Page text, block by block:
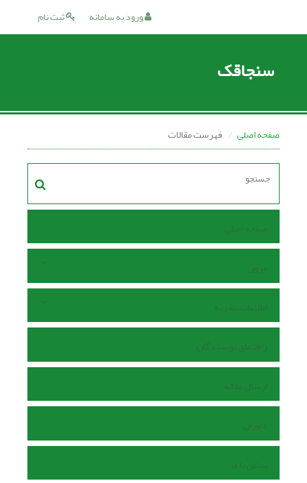
ثبت نام ورود به سامانه
سنجاقک
صفحه اصلی فهرست مقالات
صفحه اصلی
مرور
اطلاعات نشریه
راهنمای نویسندگان
ارسال مقاله
داوران
تماس با ما